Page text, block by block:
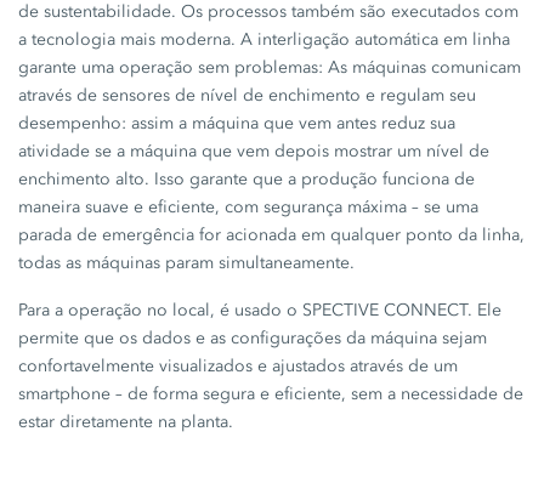
de sustentabilidade. Os processos também são executados com
a tecnologia mais moderna. A interligação automática em linha
garante uma operação sem problemas: As máquinas comunicam
através de sensores de nível de enchimento e regulam seu
desempenho: assim a máquina que vem antes reduz sua
atividade se a máquina que vem depois mostrar um nível de
enchimento alto. Isso garante que a produção funciona de
maneira suave e eficiente, com segurança máxima – se uma
parada de emergência for acionada em qualquer ponto da linha,
todas as máquinas param simultaneamente.
Para a operação no local, é usado o SPECTIVE CONNECT. Ele
permite que os dados e as configurações da máquina sejam
confortavelmente visualizados e ajustados através de um
smartphone – de forma segura e eficiente, sem a necessidade de
estar diretamente na planta.